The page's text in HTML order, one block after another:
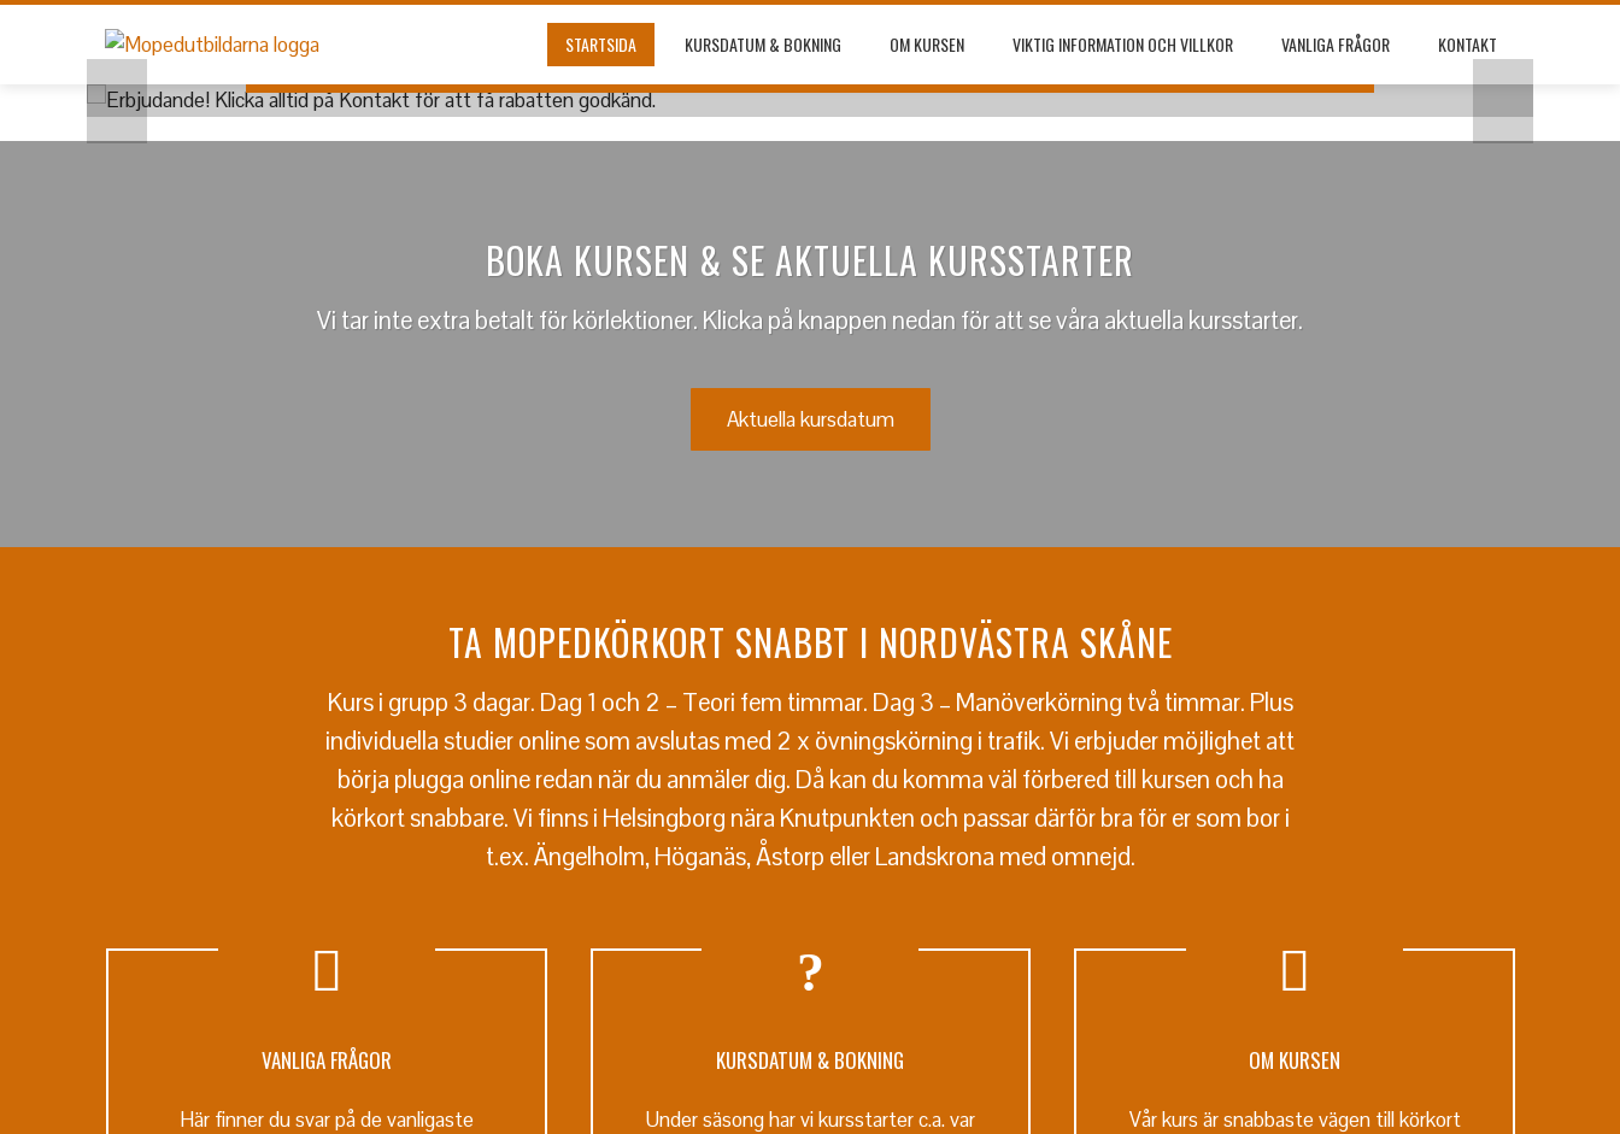
STARTSIDA KURSDATUM & BOKNING OM KURSEN VIKTIG INFORMATION OCH VILLKOR VANLIGA FRÅGOR KONTAKT
RABATTEN GODKÄND.
Klicka här för att läsa om vårt Erbjudande – Från 7200kr per
BOKA KURSEN & SE AKTUELLA KURSSTARTER
Vi tar inte extra betalt för körlektioner. Klicka på knappen nedan för att se våra aktuella kursstarter.
Aktuella kursdatum
TA MOPEDKÖRKORT SNABBT I NORDVÄSTRA SKÅNE
Kurs i grupp 3 dagar. Dag 1 och 2 – Teori fem timmar. Dag 3 – Manöverkörning två timmar. Plus
individuella studier online som avslutas med 2 x övningskörning i trafik. Vi erbjuder möjlighet att
börja plugga online redan när du anmäler dig. Då kan du komma väl förbered till kursen och ha
körkort snabbare. Vi finns i Helsingborg nära Knutpunkten och passar därför bra för er som bor i
t.ex. Ängelholm, Höganäs, Åstorp eller Landskrona med omnejd.
VANLIGA FRÅGOR
Här finner du svar på de vanligaste
KURSDATUM & BOKNING
Under säsong har vi kursstarter c.a. var
OM KURSEN
Vår kurs är snabbaste vägen till körkort